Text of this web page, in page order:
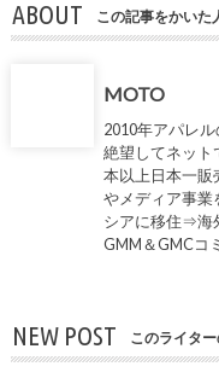
ABOUT この記事をかいた
MOTO
2010年アパレ
絶望してネッ
本以上日本一
やメディア事
シアに移住⇒海
GMM＆GMCコ
NEW POST このライタ